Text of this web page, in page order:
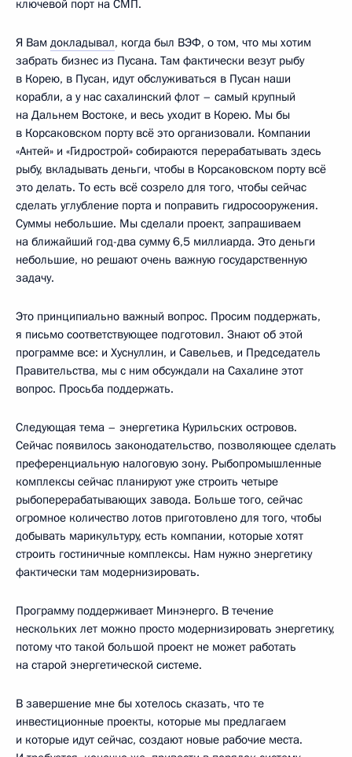
ключевой порт на СМП.
Я Вам докладывал, когда был ВЭФ, о том, что мы хотим
забрать бизнес из Пусана. Там фактически везут рыбу
в Корею, в Пусан, идут обслуживаться в Пусан наши
корабли, а у нас сахалинский флот – самый крупный
на Дальнем Востоке, и весь уходит в Корею. Мы бы
в Корсаковском порту всё это организовали. Компании
«Антей» и «Гидрострой» собираются перерабатывать здесь
рыбу, вкладывать деньги, чтобы в Корсаковском порту всё
это делать. То есть всё созрело для того, чтобы сейчас
сделать углубление порта и поправить гидросооружения.
Суммы небольшие. Мы сделали проект, запрашиваем
на ближайший год-два сумму 6,5 миллиарда. Это деньги
небольшие, но решают очень важную государственную
задачу.
Это принципиально важный вопрос. Просим поддержать,
я письмо соответствующее подготовил. Знают об этой
программе все: и Хуснуллин, и Савельев, и Председатель
Правительства, мы с ним обсуждали на Сахалине этот
вопрос. Просьба поддержать.
Следующая тема – энергетика Курильских островов.
Сейчас появилось законодательство, позволяющее сделать
преференциальную налоговую зону. Рыбопромышленные
комплексы сейчас планируют уже строить четыре
рыбоперерабатывающих завода. Больше того, сейчас
огромное количество лотов приготовлено для того, чтобы
добывать марикультуру, есть компании, которые хотят
строить гостиничные комплексы. Нам нужно энергетику
фактически там модернизировать.
Программу поддерживает Минэнерго. В течение
нескольких лет можно просто модернизировать энергетику,
потому что такой большой проект не может работать
на старой энергетической системе.
В завершение мне бы хотелось сказать, что те
инвестиционные проекты, которые мы предлагаем
и которые идут сейчас, создают новые рабочие места.